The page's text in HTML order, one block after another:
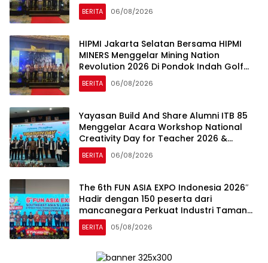
Jakarta
BERITA 06/08/2026
HIPMI Jakarta Selatan Bersama HIPMI
MINERS Menggelar Mining Nation
Revolution 2026 Di Pondok Indah Golf
Jakarta
BERITA 06/08/2026
Yayasan Build And Share Alumni ITB 85
Menggelar Acara Workshop National
Creativity Day for Teacher 2026 &
Dibuka Resmi Pramono Anung (Gubernur
DKI Jakarta)
BERITA 06/08/2026
The 6th FUN ASIA EXPO Indonesia 2026″
Hadir dengan 150 peserta dari
mancanegara Perkuat Industri Taman
Rekreasi dan Ekosistem Pariwisata di
Tanah Air
BERITA 05/08/2026